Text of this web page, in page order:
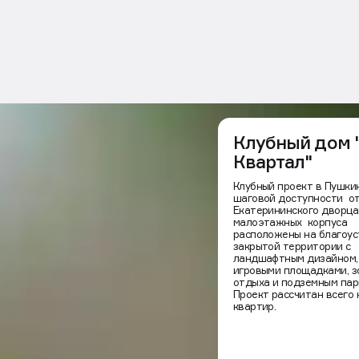
дворца. Четыре малоэтажных корпуса расположены на
детскими игровыми площадками, зонами отдыха и подземным
Клубный дом
Квартал"
Клубный проект в
шаговой доступности
Екатерининского
малоэтажных корпуса
расположены на
закрытой территории с
ландшафтным
игровыми площадками,
отдыха и подземным
Проект рассчитан всего
квартир.